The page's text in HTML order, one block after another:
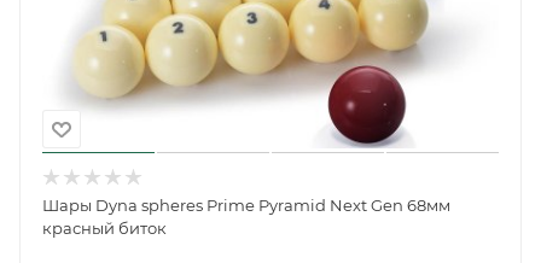
Шары Dyna spheres Prime Pyramid Next Gen 68мм
красный биток